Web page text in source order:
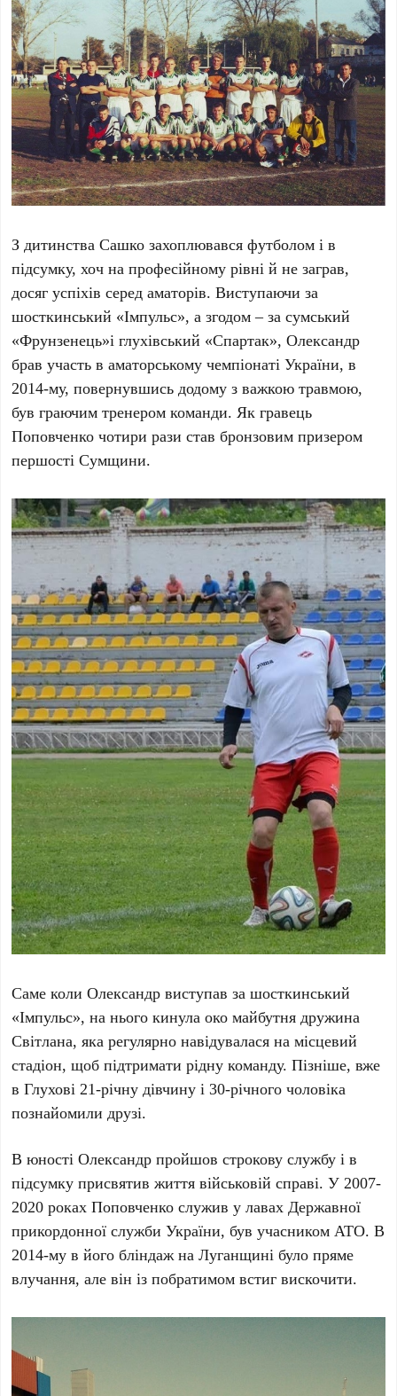
З дитинства Сашко захоплювався футболом і в
підсумку, хоч на професійному рівні й не заграв,
досяг успіхів серед аматорів. Виступаючи за
шосткинський «Імпульс», а згодом – за сумський
«Фрунзенець»і глухівський «Спартак», Олександр
брав участь в аматорському чемпіонаті України, в
2014-му, повернувшись додому з важкою травмою,
був граючим тренером команди. Як гравець
Поповченко чотири рази став бронзовим призером
першості Сумщини.
Саме коли Олександр виступав за шосткинський
«Імпульс», на нього кинула око майбутня дружина
Світлана, яка регулярно навідувалася на місцевий
стадіон, щоб підтримати рідну команду. Пізніше, вже
в Глухові 21-річну дівчину і 30-річного чоловіка
познайомили друзі.
В юності Олександр пройшов строкову службу і в
підсумку присвятив життя військовій справі. У 2007-
2020 роках Поповченко служив у лавах Державної
прикордонної служби України, був учасником АТО. В
2014-му в його бліндаж на Луганщині було пряме
влучання, але він із побратимом встиг вискочити.